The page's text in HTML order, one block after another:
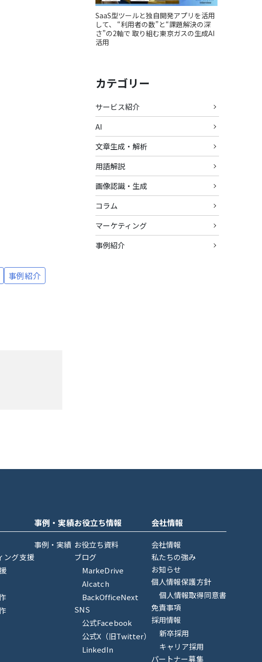
事例紹介
SaaS型ツールと独自開発アプリを活用
して、 “利用者の数”と“課題解決の深
さ”の2軸で 取り組む東京ガスの生成AI
活用
カテゴリー
サービス紹介
AI
文章生成・解析
用語解説
画像認識・生成
コラム
マーケティング
事例紹介
ング支援
事例・実績
事例・実績
お役立ち情報
お役立ち資料
ブログ
MarkeDrive
AIcatch
BackOfficeNext
SNS
公式Facebook
公式X（旧Twitter）
LinkedIn
会社情報
会社情報
私たちの強み
お知らせ
個人情報保護方針
個人情報取得同意書
免責事項
採用情報
新卒採用
キャリア採用
パートナー募集